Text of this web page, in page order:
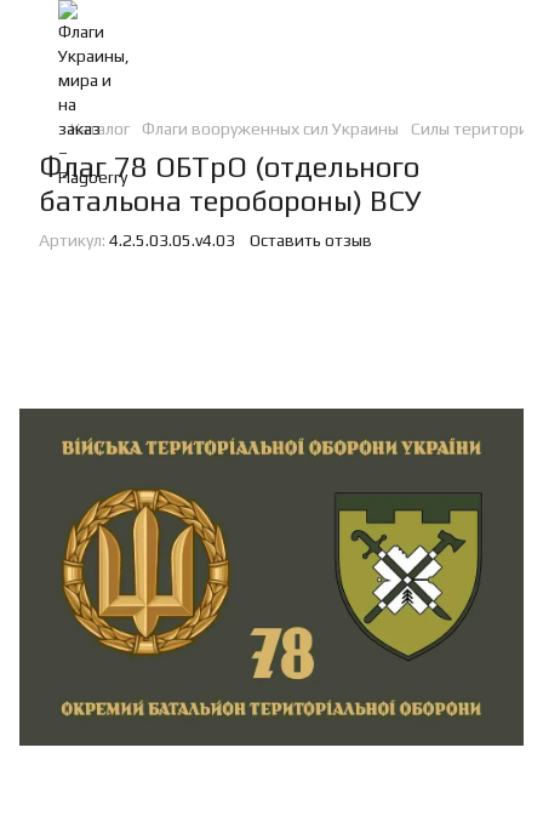
Каталог Флаги вооруженных сил Украины Силы
Флаг 78 ОБТрО (отдельного
батальона теробороны) ВСУ
Артикул: 4.2.5.03.05.v4.03 Оставить отзыв